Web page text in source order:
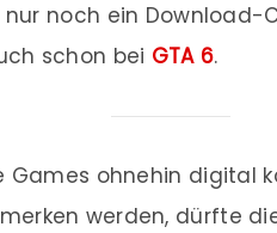
noch ein Download-
schon bei GTA 6.
Games ohnehin digital
werden, dürfte